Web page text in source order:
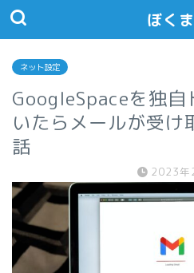
ぼく
ネット設定
GoogleSpaceを独自
いたらメールが受け
話
2023年